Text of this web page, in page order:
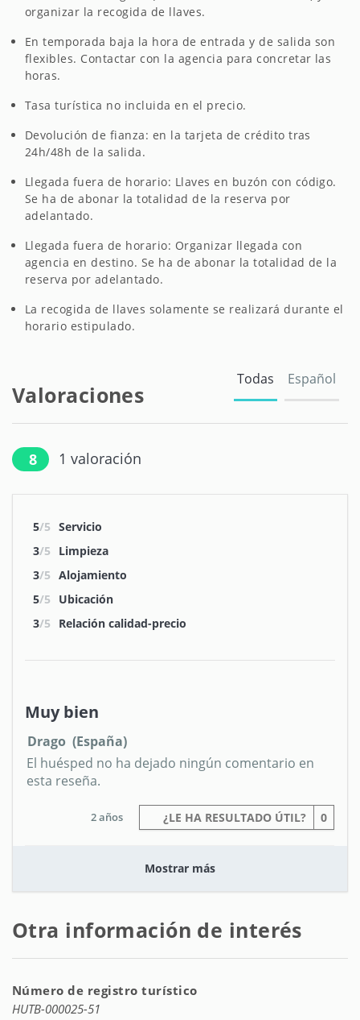
organizar la recogida de llaves.
En temporada baja la hora de entrada y de salida son
flexibles. Contactar con la agencia para concretar las
horas.
Tasa turística no incluida en el precio.
Devolución de fianza: en la tarjeta de crédito tras
24h/48h de la salida.
Llegada fuera de horario: Llaves en buzón con código.
Se ha de abonar la totalidad de la reserva por
adelantado.
Llegada fuera de horario: Organizar llegada con
agencia en destino. Se ha de abonar la totalidad de la
reserva por adelantado.
La recogida de llaves solamente se realizará durante el
horario estipulado.
Valoraciones
8 1 valoración
Todas Español
5/5 Servicio
3/5
Limpieza
3/5 Alojamiento
5/5
Ubicación
3/5 Relación calidad-precio
Muy bien
Drago (España)
El huésped no ha dejado ningún comentario en
esta reseña.
¿LE HA RESULTADO ÚTIL? 0
2 años
Mostrar más
Otra información de interés
Número de registro turístico
HUTB-000025-51